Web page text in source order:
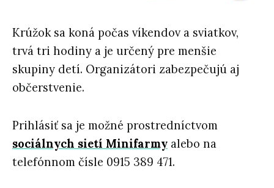
Krúžok sa koná počas víkendov a sviatkov,
trvá tri hodiny a je určený pre menšie
skupiny detí. Organizátori zabezpečujú aj
občerstvenie.
Prihlásiť sa je možné prostredníctvom
sociálnych sietí Minifarmy alebo na
telefónnom čísle 0915 389 471.